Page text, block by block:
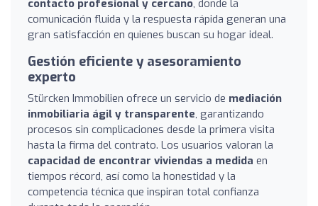
contacto profesional y cercano, donde la
comunicación fluida y la respuesta rápida generan una
gran satisfacción en quienes buscan su hogar ideal.
Gestión eficiente y asesoramiento
experto
Stürcken Immobilien ofrece un servicio de mediación
inmobiliaria ágil y transparente, garantizando
procesos sin complicaciones desde la primera visita
hasta la firma del contrato. Los usuarios valoran la
capacidad de encontrar viviendas a medida en
tiempos récord, así como la honestidad y la
competencia técnica que inspiran total confianza